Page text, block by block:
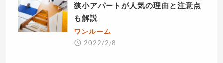
狭小アパートが人気の理由と注意点
も解説
ワンルーム
2022/2/8